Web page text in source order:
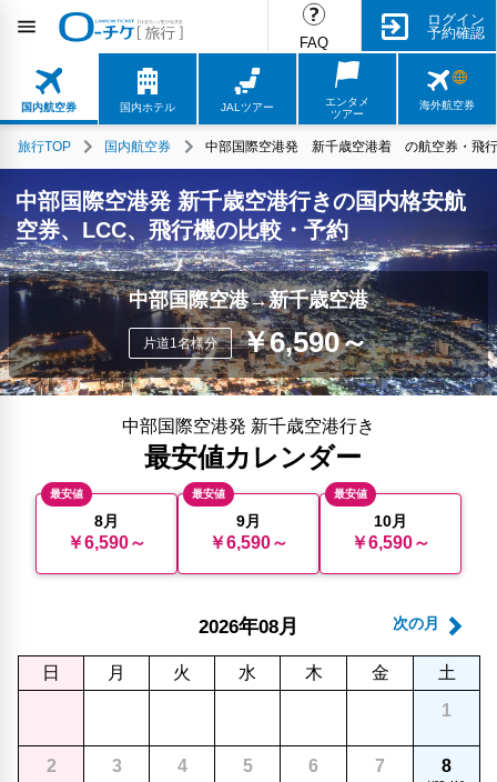
FAQ
ログイン
予約確認
国内航空券 国内ホテル JALツアー
エンタメ
ツアー
海外航空券
旅行TOP 国内航空券 中部国際空港発 新千歳空港着 の航空券・飛
中部国際空港発 新千歳空港行きの国内格安航
空券、LCC、飛行機の比較・予約
中部国際空港→新千歳空港
片道1名様分 ￥6,590～
中部国際空港発 新千歳空港行き
最安値カレンダー
最安値
8月
￥6,590～
最安値
9月
￥6,590～
最安値
10月
￥6,590～
次の月
2026年08月
日 月 火 水 木 金
土
1
2 3 4 5 6 7 8